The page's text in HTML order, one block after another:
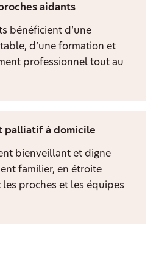
aidants
bénéficient d’une
d’une formation et
professionnel tout au
palliatif à domicile
bienveillant et digne
familier, en étroite
proches et les équipes